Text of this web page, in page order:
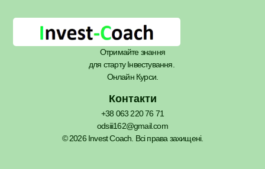
Отримайте знання
для старту Інвестування.
Онлайн Курси.
Контакти
+38 063 220 76 71
odsiii162@gmail.com
© 2026 Invest Coach. Всі права захищені.